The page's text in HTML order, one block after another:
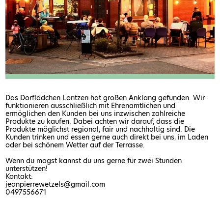
Das Dorflädchen Lontzen hat großen Anklang gefunden. Wir
funktionieren ausschließlich mit Ehrenamtlichen und
ermöglichen den Kunden bei uns inzwischen zahlreiche
Produkte zu kaufen. Dabei achten wir darauf, dass die
Produkte möglichst regional, fair und nachhaltig sind. Die
Kunden trinken und essen gerne auch direkt bei uns, im Laden
oder bei schönem Wetter auf der Terrasse.
Wenn du magst kannst du uns gerne für zwei Stunden
unterstützen!
Kontakt:
jeanpierrewetzels@gmail.com
0497556671